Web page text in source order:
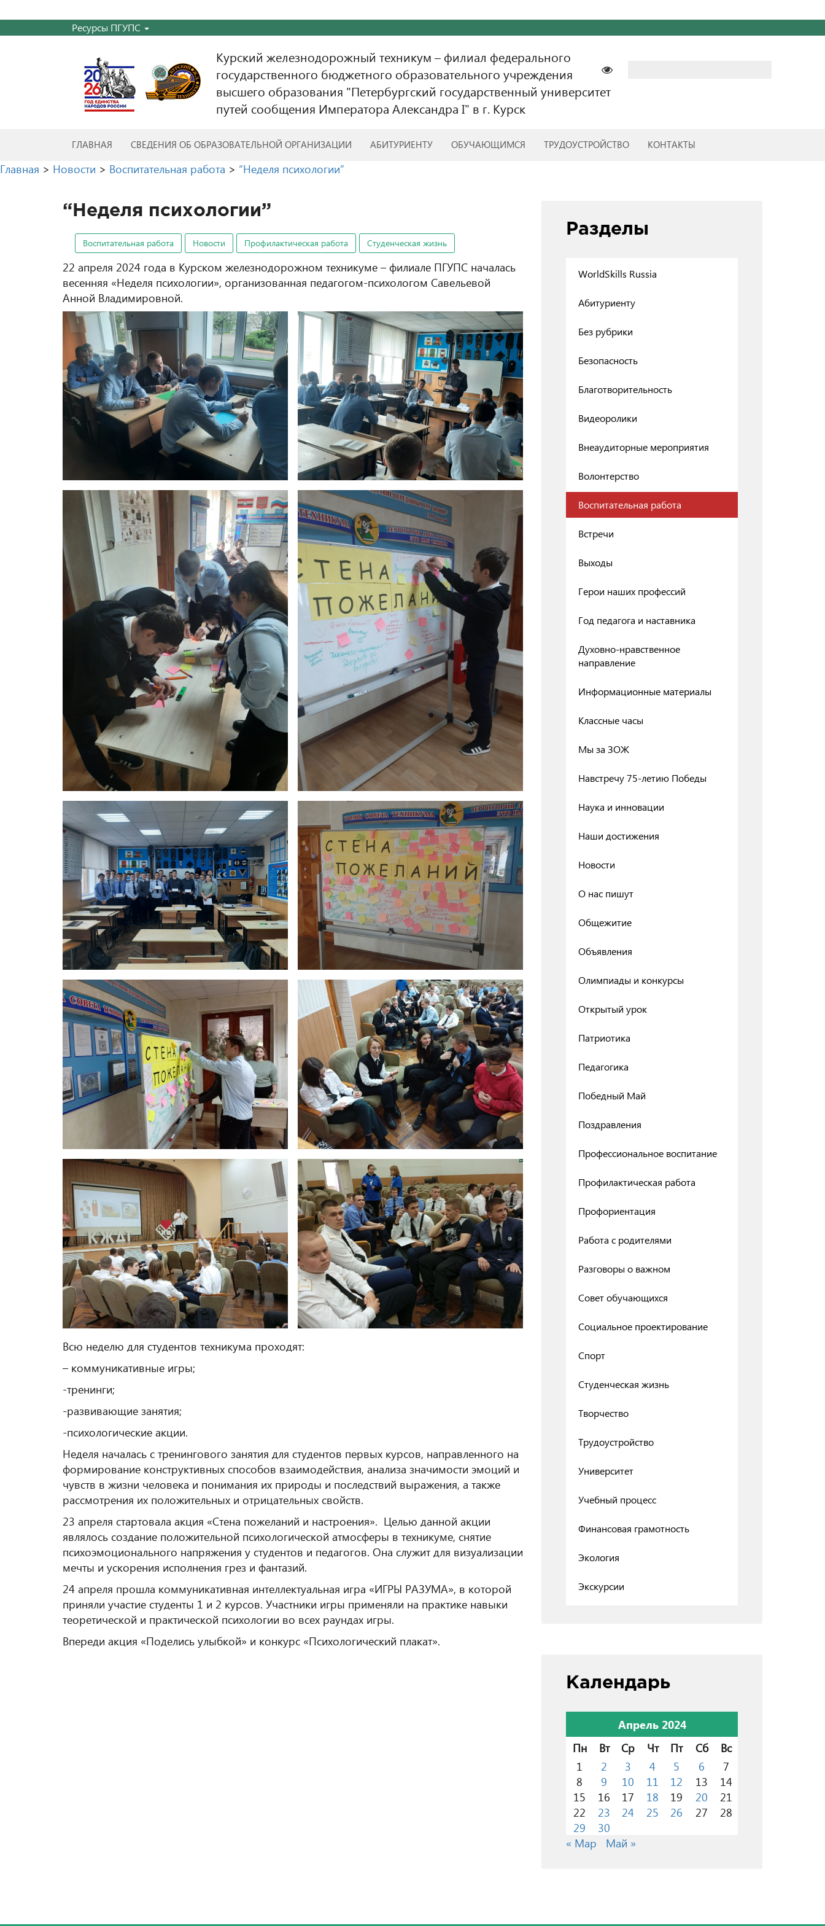
Ресурсы ПГУПС
Курский железнодорожный техникум – филиал федерального
государственного бюджетного образовательного учреждения
высшего образования "Петербургский государственный университет
путей сообщения Императора Александра I" в г. Курск
ГЛАВНАЯ СВЕДЕНИЯ ОБ ОБРАЗОВАТЕЛЬНОЙ ОРГАНИЗАЦИИ АБИТУРИЕНТУ ОБУЧАЮЩИМСЯ ТРУДОУСТРОЙСТВО КОНТАКТЫ
Главная > Новости > Воспитательная работа > “Неделя психологии”
“Неделя психологии”
Воспитательная работа Новости Профилактическая работа Студенческая жизнь
22 апреля 2024 года в Курском железнодорожном техникуме – филиале ПГУПС началась
весенняя «Неделя психологии», организованная педагогом-психологом Савельевой
Анной Владимировной.
Всю неделю для студентов техникума проходят:
– коммуникативные игры;
-тренинги;
-развивающие занятия;
-психологические акции.
Неделя началась с тренингового занятия для студентов первых курсов, направленного на
формирование конструктивных способов взаимодействия, анализа значимости эмоций и
чувств в жизни человека и понимания их природы и последствий выражения, а также
рассмотрения их положительных и отрицательных свойств.
23 апреля стартовала акция «Стена пожеланий и настроения». Целью данной акции
являлось создание положительной психологической атмосферы в техникуме, снятие
психоэмоционального напряжения у студентов и педагогов. Она служит для визуализации
мечты и ускорения исполнения грез и фантазий.
24 апреля прошла коммуникативная интеллектуальная игра «ИГРЫ РАЗУМА», в которой
приняли участие студенты 1 и 2 курсов. Участники игры применяли на практике навыки
теоретической и практической психологии во всех раундах игры.
Впереди акция «Поделись улыбкой» и конкурс «Психологический плакат».
Разделы
WorldSkills Russia
Абитуриенту
Без рубрики
Безопасность
Благотворительность
Видеоролики
Внеаудиторные мероприятия
Волонтерство
Воспитательная работа
Встречи
Выходы
Герои наших профессий
Год педагога и наставника
Духовно-нравственное
направление
Информационные материалы
Классные часы
Мы за ЗОЖ
Навстречу 75-летию Победы
Наука и инновации
Наши достижения
Новости
О нас пишут
Общежитие
Объявления
Олимпиады и конкурсы
Открытый урок
Патриотика
Педагогика
Победный Май
Поздравления
Профессиональное воспитание
Профилактическая работа
Профориентация
Работа с родителями
Разговоры о важном
Совет обучающихся
Социальное проектирование
Спорт
Студенческая жизнь
Творчество
Трудоустройство
Университет
Учебный процесс
Финансовая грамотность
Экология
Экскурсии
Календарь
Апрель 2024
Пн
Вт Ср Чт Пт Сб
Вс
1
2 3 4 5 6
7
8
9 10 11 12 13
14
15
16 17 18 19 20
21
22
23 24 25 26 27
28
29
30
« Мар
Май »